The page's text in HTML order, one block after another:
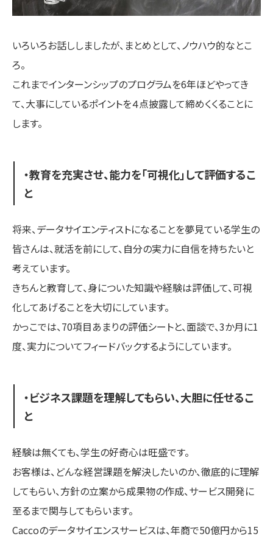
いろいろお話ししましたが、まとめとして、ノウハウ的なとこ
ろ。
これまでインターンシップのプログラムを6年ほどやってき
て、大事にしているポイントを４点披露して締めくくることに
します。
・教育を充実させ、能力を「可視化」して評価するこ
と
将来、データサイエンティストになることを夢見ている学生の
皆さんは、就活を前にして、自分の実力に自信を持ちたいと
考えています。
きちんと教育して、身についた知識や経験は評価して、可視
化してあげることを大切にしています。
かっこでは、70項目あまりの評価シートと、面談で、3か月に1
度、実力についてフィードバックするようにしています。
・ビジネス課題を理解してもらい、大胆に任せるこ
と
経験は無くても、学生の好奇心は旺盛です。
お客様は、どんな経営課題を解決したいのか、徹底的に理解
してもらい、方針の立案から成果物の作成、サービス開発に
至るまで関与してもらいます。
Caccoのデータサイエンスサービスは、年商で50億円から15